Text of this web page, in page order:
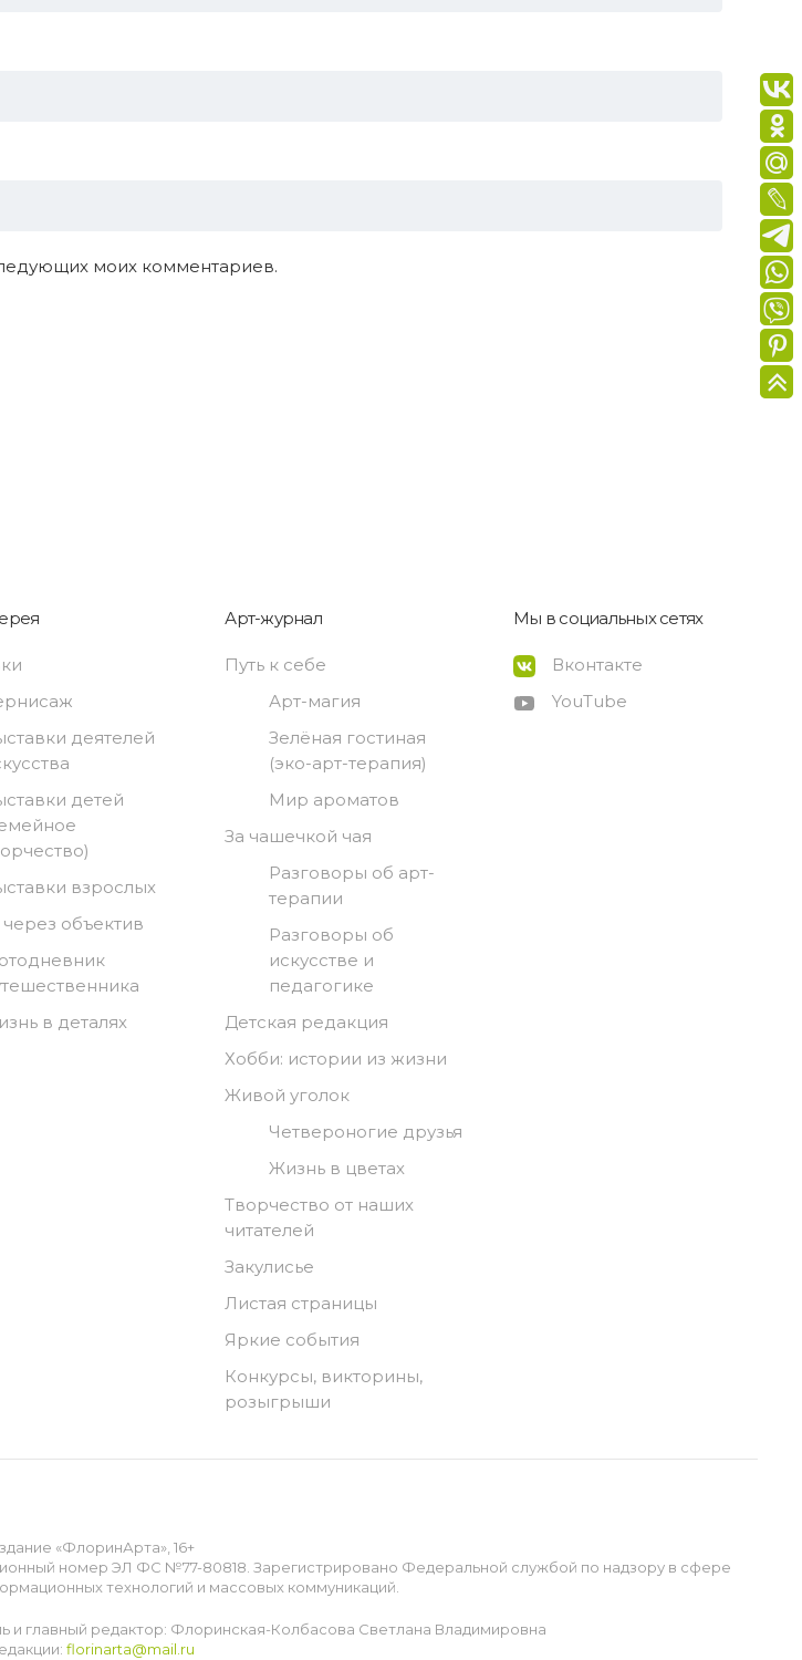
моих комментариев.
деятелей
детей
взрослых
через объектив
в деталях
Арт-журнал
Путь к себе
Арт-магия
Зелёная гостиная
(эко-арт-терапия)
Мир ароматов
За чашечкой чая
Разговоры об арт-
терапии
Разговоры об
искусстве и
педагогике
Детская редакция
Хобби: истории из жизни
Живой уголок
Четвероногие друзья
Жизнь в цветах
Творчество от наших
читателей
Закулисье
Листая страницы
Яркие события
Конкурсы, викторины,
розыгрыши
Мы в социальных сетях
Вконтакте
YouTube
«ФлоринАрта», 16+
номер ЭЛ ФС №77-80818. Зарегистрировано Федеральной службой по надзору в сфере
технологий и массовых коммуникаций.
и главный редактор: Флоринская-Колбасова Светлана Владимировна
florinarta@mail.ru